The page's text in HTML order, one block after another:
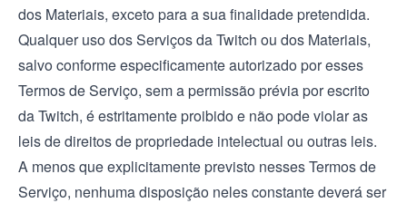
dos Materiais, exceto para a sua finalidade pretendida.
Qualquer uso dos Serviços da Twitch ou dos Materiais,
salvo conforme especificamente autorizado por esses
Termos de Serviço, sem a permissão prévia por escrito
da Twitch, é estritamente proibido e não pode violar as
leis de direitos de propriedade intelectual ou outras leis.
A menos que explicitamente previsto nesses Termos de
Serviço, nenhuma disposição neles constante deverá ser